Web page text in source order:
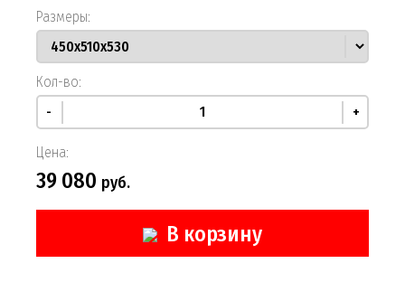
Размеры:
Кол-во:
- +
Цена:
39 080 руб.
В корзину